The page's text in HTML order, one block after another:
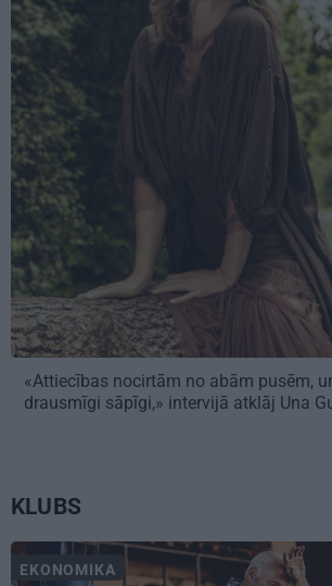
«Attiecības nocirtām no abām pusēm,
drausmīgi sāpīgi,» intervijā atklāj Una
KLUBS
EKONOMIKA